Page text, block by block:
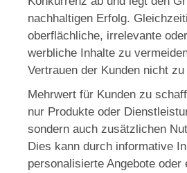
nachhaltigen Erfolg.
oberflächliche, irrelevante
werbliche Inhalte zu
Vertrauen der Kunden nicht zu
Mehrwert für Kunden zu
nur Produkte oder
sondern auch zusätzlichen
Dies kann durch informative
personalisierte Angebote oder